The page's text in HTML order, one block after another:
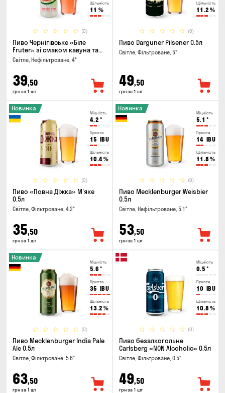
Щільність
11 %
(0)
Пиво Чернігівське «Біле
Fruter» зі смаком кавуна та
м'яти 0.5л
Світле, Нефільтроване, 4°
39,50
грн за 1 шт
Щільність
11.2 %
(0)
Пиво Darguner Pilsener 0.5л
Світле, Фільтроване, 5°
49,50
грн за 1 шт
Міцність
4.2 °
Гіркота
15 IBU
Щільність
10.4%
(0)
Новинка
Пиво «Повна Діжка» М'яке
0.5л
Світле, Фільтроване, 4.2°
35,50
грн за 1 шт
Міцність
5.1 °
Гіркота
14 IBU
Щільність
11.8 %
(0)
Новинка
Пиво Mecklenburger Weisbier
0.5л
Світле, Нефільтроване, 5.1°
53,50
грн за 1 шт
Міцність
5.6 °
Гіркота
35 IBU
Щільність
13.2 %
(0)
Новинка
Пиво Mecklenburger India Pale
Ale 0.5л
Світле, Фільтроване, 5.6°
63,50
грн за 1 шт
Міцність
0.5 °
Гіркота
10 IBU
Щільність
10.8 %
(0)
Пиво безалкогольне
Carlsberg «NON Alcoholic» 0.5л
Світле, Фільтроване, 0.5°
49,50
грн за 1 шт